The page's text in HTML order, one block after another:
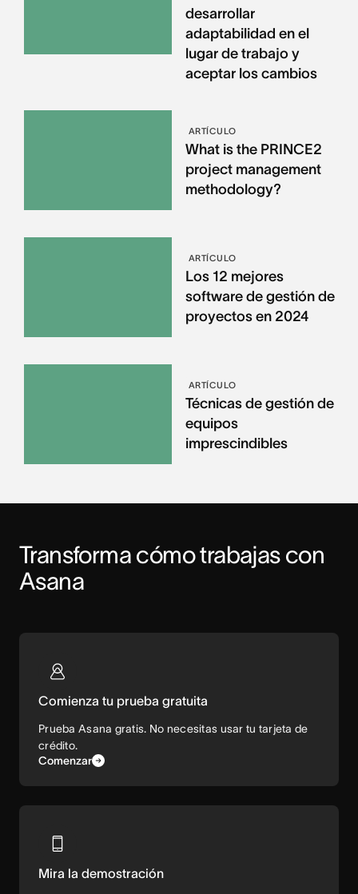
desarrollar
adaptabilidad en el
lugar de trabajo y
aceptar los cambios
ARTÍCULO
What is the PRINCE2
project management
methodology?
ARTÍCULO
Los 12 mejores
software de gestión de
proyectos en 2024
ARTÍCULO
Técnicas de gestión de
equipos
imprescindibles
Transforma cómo trabajas con
Asana
Comienza tu prueba gratuita
Prueba Asana gratis. No necesitas usar tu tarjeta de
crédito.
Comenzar
Mira la demostración